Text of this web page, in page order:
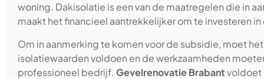
woning. Dakisolatie is een van de maatregelen die in
maakt het financieel aantrekkelijker om te investeren
Om in aanmerking te komen voor de subsidie, moet
isolatiewaarden voldoen en de werkzaamheden
professioneel bedrijf. Gevelrenovatie Brabantvoldoet